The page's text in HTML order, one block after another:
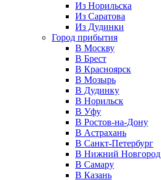
Из Норильска
Из Саратова
Из Дудинки
Город прибытия
В Москву
В Брест
В Красноярск
В Мозырь
В Дудинку
В Норильск
В Уфу
В Ростов-на-Дону
В Астрахань
В Санкт-Петербург
В Нижний Новгород
В Самару
В Казань